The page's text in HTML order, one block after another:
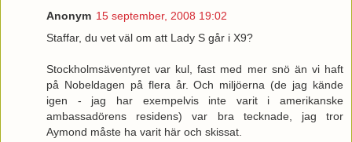
Anonym 15 september, 2008 19:02
Staffar, du vet väl om att Lady S går i X9?
Stockholmsäventyret var kul, fast med mer snö än vi haft
på Nobeldagen på flera år. Och miljöerna (de jag kände
igen - jag har exempelvis inte varit i amerikanske
ambassadörens residens) var bra tecknade, jag tror
Aymond måste ha varit här och skissat.